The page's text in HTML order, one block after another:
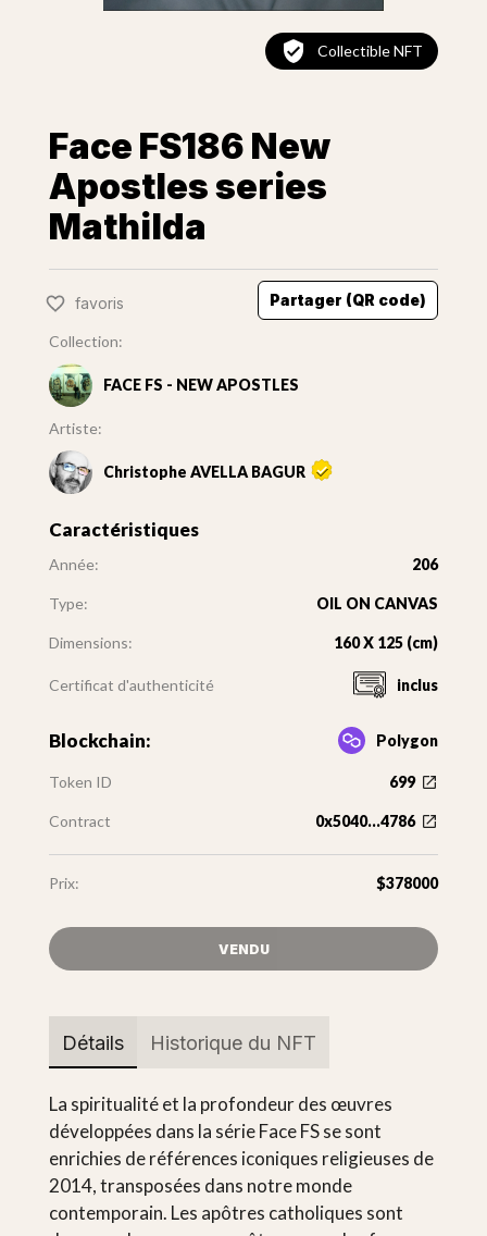
Collectible NFT
Face FS186 New
Apostles series
Mathilda
favoris Partager (QR code)
Collection:
FACE FS - NEW APOSTLES
Artiste:
Christophe AVELLA BAGUR
Caractéristiques
Année: 206
Type: OIL ON CANVAS
Dimensions: 160 X 125 (cm)
Certificat d'authenticité inclus
Blockchain: Polygon
Token ID 699
Contract 0x5040...4786
Prix: $378000
VENDU
Détails Historique du NFT
La spiritualité et la profondeur des œuvres
développées dans la série Face FS se sont
enrichies de références iconiques religieuses de
2014, transposées dans notre monde
contemporain. Les apôtres catholiques sont